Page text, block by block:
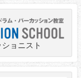
ョニスト